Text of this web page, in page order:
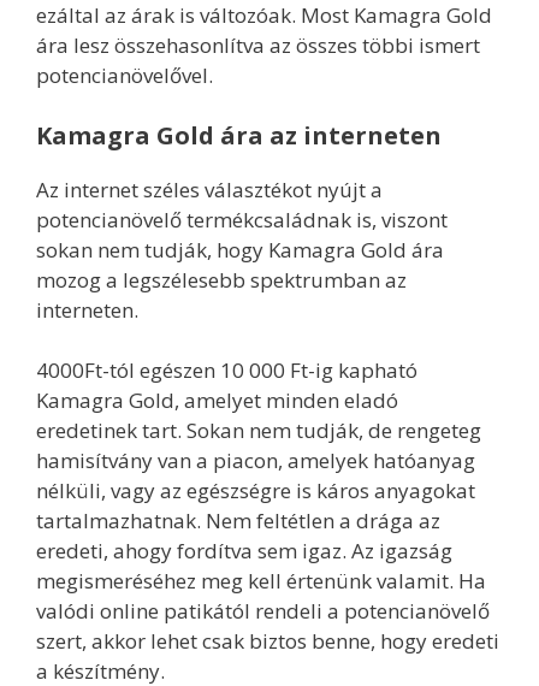
ezáltal az árak is változóak. Most Kamagra Gold
ára lesz összehasonlítva az összes többi ismert
potencianövelővel.
Kamagra Gold ára az interneten
Az internet széles választékot nyújt a
potencianövelő termékcsaládnak is, viszont
sokan nem tudják, hogy Kamagra Gold ára
mozog a legszélesebb spektrumban az
interneten.
4000Ft-tól egészen 10 000 Ft-ig kapható
Kamagra Gold, amelyet minden eladó
eredetinek tart. Sokan nem tudják, de rengeteg
hamisítvány van a piacon, amelyek hatóanyag
nélküli, vagy az egészségre is káros anyagokat
tartalmazhatnak. Nem feltétlen a drága az
eredeti, ahogy fordítva sem igaz. Az igazság
megismeréséhez meg kell értenünk valamit. Ha
valódi online patikától rendeli a potencianövelő
szert, akkor lehet csak biztos benne, hogy eredeti
a készítmény.